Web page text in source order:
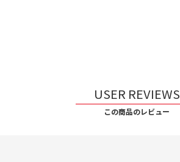
USER REVIEWS
この商品のレビュー